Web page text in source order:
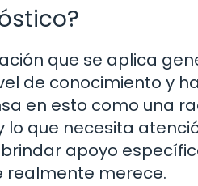
que se aplica
de conocimiento y
en esto como una
que necesita
apoyo
realmente merece.